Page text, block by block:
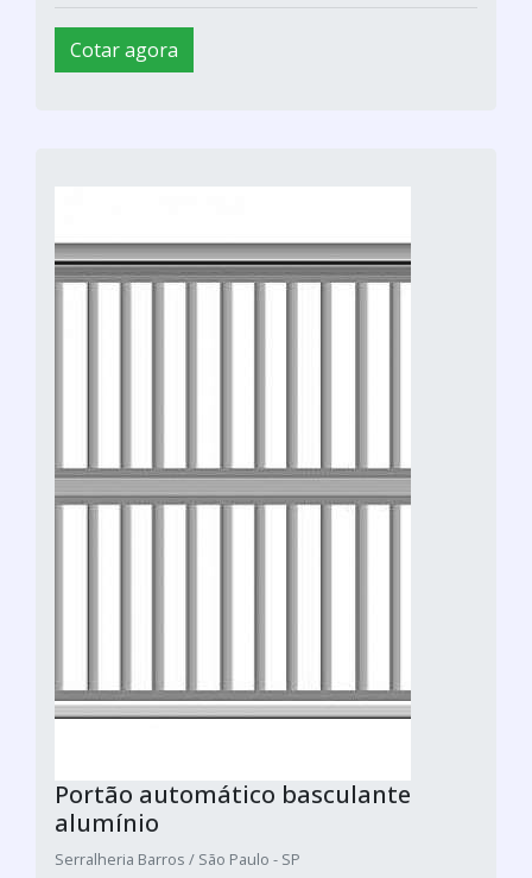
Cotar agora
Portão automático basculante
alumínio
Serralheria Barros / São Paulo - SP